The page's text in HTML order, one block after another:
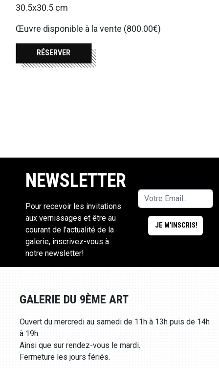
30.5x30.5 cm
Œuvre disponible à la vente (800.00€)
RÉSERVER
NEWSLETTER
Pour recevoir les invitations
aux vernissages et être au
courant de l'actualité de la
galerie, inscrivez-vous à
notre newsletter!
GALERIE DU 9ÈME ART
Ouvert du mercredi au samedi de 11h à 13h puis de 14h
à 19h.
Ainsi que sur rendez-vous le mardi.
Fermeture les jours fériés.